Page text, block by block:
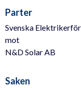
Parter
Svenska
mot
N&D Solar AB
Saken